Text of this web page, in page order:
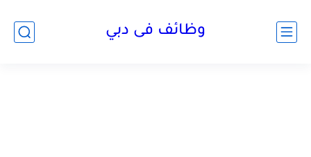
وظائف فى دبي